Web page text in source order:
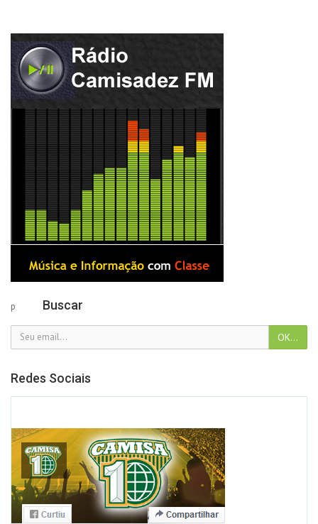
p Buscar
Redes Sociais